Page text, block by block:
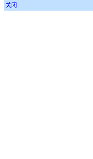
关闭